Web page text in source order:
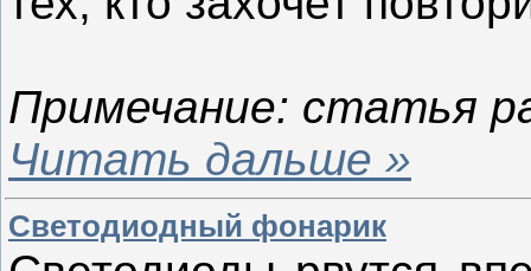
Примечание: статья
Читать дальше »
Светодиодный фонарик